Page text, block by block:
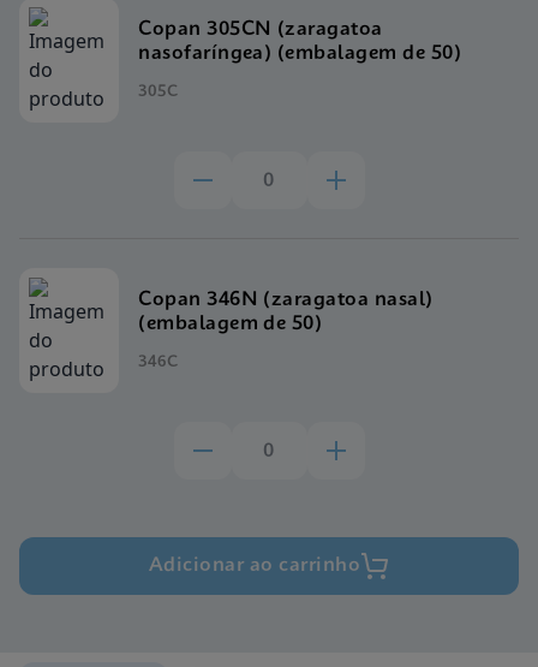
Copan 305CN (zaragatoa
nasofaríngea) (embalagem de 50)
305C
Copan 346N (zaragatoa nasal)
(embalagem de 50)
346C
Adicionar ao carrinho